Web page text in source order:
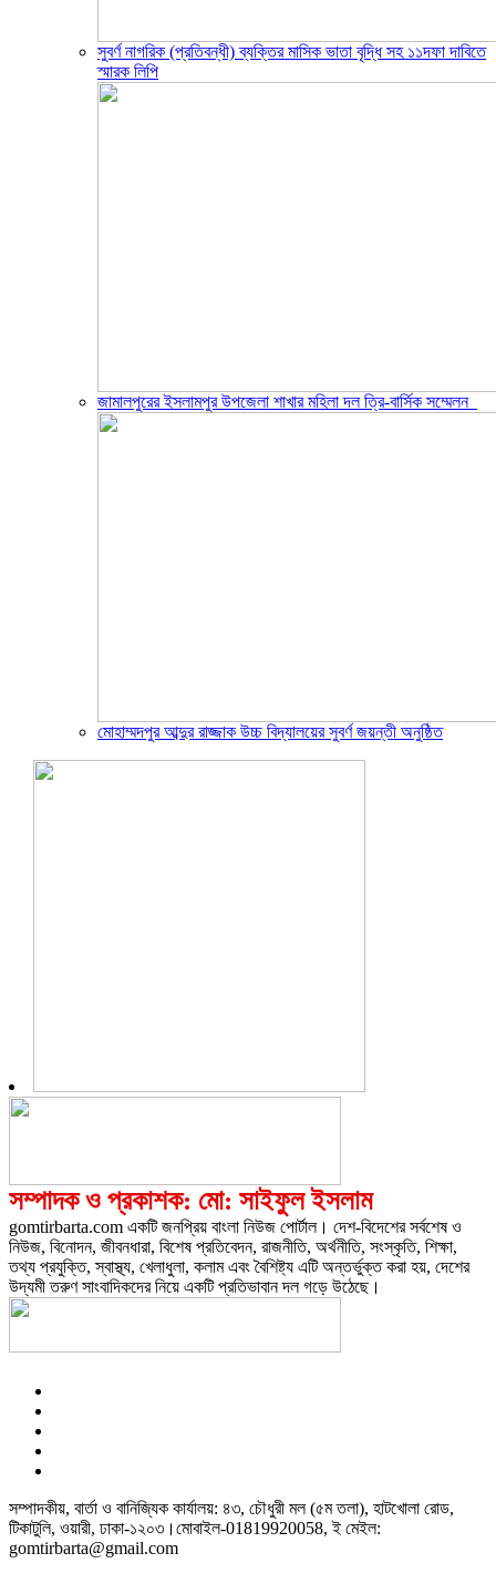
সুবর্ণ নাগরিক (প্রতিবন্ধী) ব্যক্তির মাসিক ভাতা বৃদ্ধি সহ ১১দফা দাবিতে
স্মারক লিপি
জামালপুরের ইসলামপুর উপজেলা শাখার মহিলা দল ত্রি-বার্সিক সম্মেলন
মোহাম্মদপুর আব্দুর রাজ্জাক উচ্চ বিদ্যালয়ের সুবর্ণ জয়ন্তী অনুষ্ঠিত
সম্পাদক ও প্রকাশক: মো: সাইফুল ইসলাম
gomtirbarta.com একটি জনপ্রিয় বাংলা নিউজ পোর্টাল। দেশ-বিদেশের সর্বশেষ ও
নিউজ, বিনোদন, জীবনধারা, বিশেষ প্রতিবেদন, রাজনীতি, অর্থনীতি, সংস্কৃতি, শিক্ষা,
তথ্য প্রযুক্তি, স্বাস্থ্য, খেলাধুলা, কলাম এবং বৈশিষ্ট্য এটি অন্তর্ভুক্ত করা হয়, দেশের
উদ্যমী তরুণ সাংবাদিকদের নিয়ে একটি প্রতিভাবান দল গড়ে উঠেছে।
সম্পাদকীয়, বার্তা ও বানিজ্যিক কার্যালয়: ৪৩, চৌধুরী মল (৫ম তলা), হাটখোলা রোড,
টিকাটুলি, ওয়ারী, ঢাকা-১২০৩।মোবাইল-01819920058, ই মেইল:
gomtirbarta@gmail.com